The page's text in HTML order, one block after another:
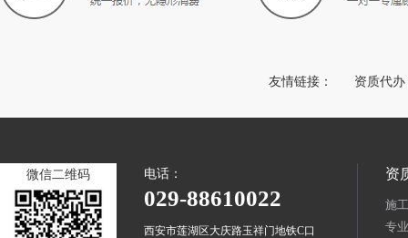
友情链接： 资质代办
微信二维码 电话：
029-88610022
西安市莲湖区大庆路玉祥门地铁C口
资
施
专